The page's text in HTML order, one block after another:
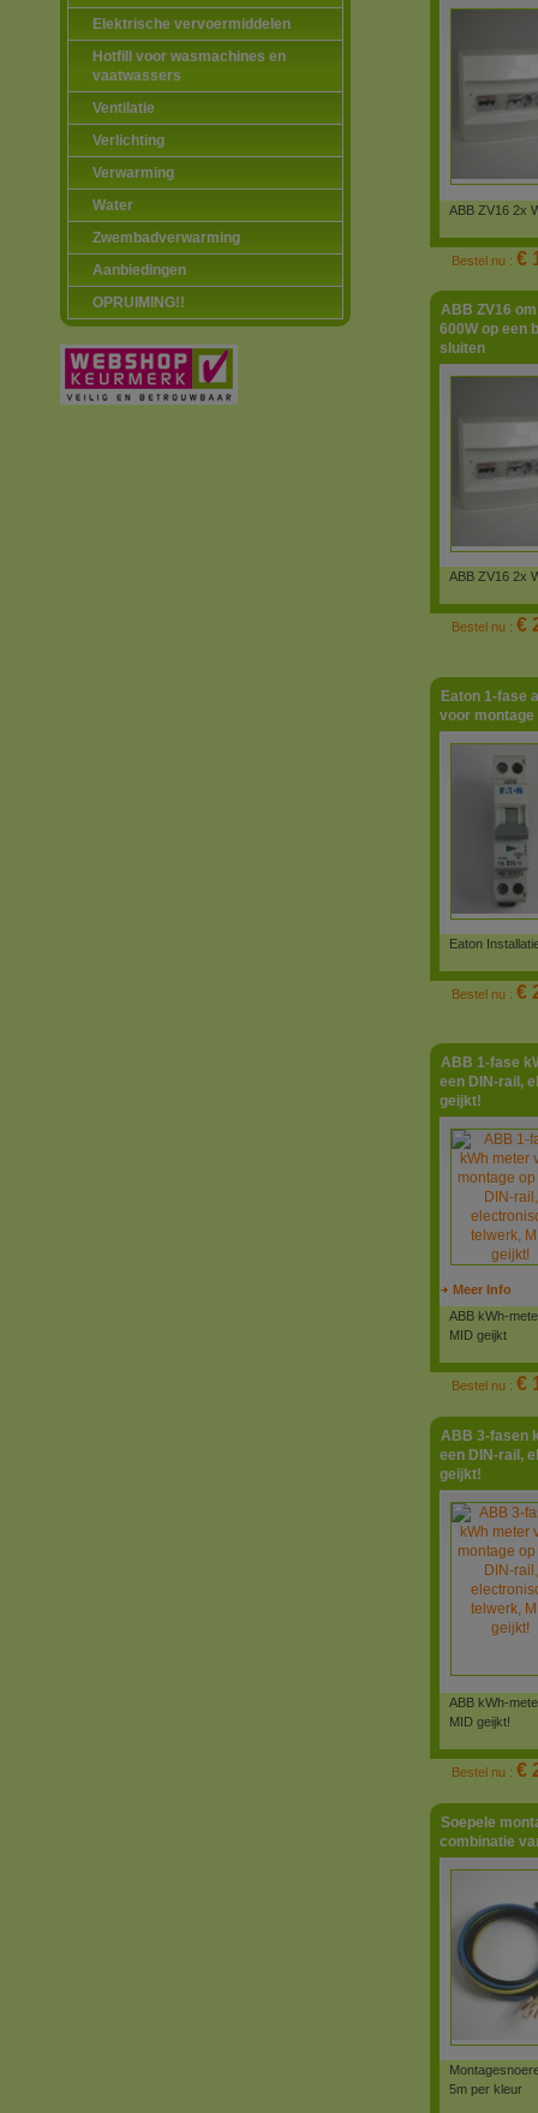
Elektrische vervoermiddelen
Hotfill voor wasmachines en
vaatwassers
Ventilatie
Verlichting
Verwarming
Water
Zwembadverwarming
Aanbiedingen
OPRUIMING!!
ABB ZV16 2x
Bestel nu : €
ABB ZV16
600W op een
sluiten
ABB ZV16 2x
Bestel nu : €
Eaton 1-fase
voor montage
Eaton
Bestel nu : €
ABB 1-fase
een DIN-rail,
geijkt!
Meer Info
ABB kWh-
MID geijkt
Bestel nu : €
ABB 3-fasen
een DIN-rail,
geijkt!
ABB kWh-
MID geijkt!
Bestel nu : €
Soepele
combinatie
5m per kleur